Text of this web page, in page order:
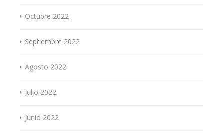
Octubre 2022
Septiembre 2022
Agosto 2022
Julio 2022
Junio 2022